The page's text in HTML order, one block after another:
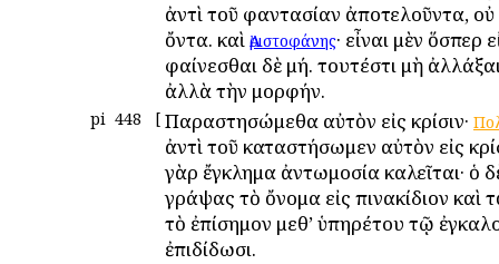
ἀντὶ τοῦ φαντασίαν ἀποτελοῦντα, οὐ
ὄντα. καὶ Ἀριστοφάνης· εἶναι μὲν ὅσπερ
φαίνεσθαι δὲ μή. τουτέστι μὴ
ἀλλὰ τὴν μορφήν.
pi 448 [ Παραστησώμεθα αὐτὸν εἰς κρίσιν·
ἀντὶ τοῦ καταστήσωμεν αὐτὸν εἰς
γὰρ ἔγκλημα ἀντωμοσία καλεῖται· ὁ
γράψας τὸ ὄνομα εἰς πινακίδιον καὶ
τὸ ἐπίσημον μεθ’ ὑπηρέτου τῷ
ἐπιδίδωσι.